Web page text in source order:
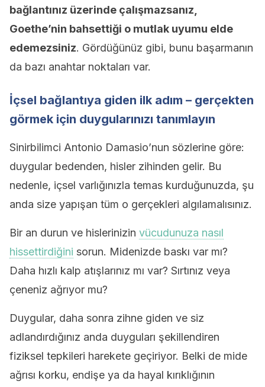
bağlantınız üzerinde çalışmazsanız,
Goethe’nin bahsettiği o mutlak uyumu elde
edemezsiniz. Gördüğünüz gibi, bunu başarmanın
da bazı anahtar noktaları var.
İçsel bağlantıya giden ilk adım – gerçekten
görmek için duygularınızı tanımlayın
Sinirbilimci Antonio Damasio’nun sözlerine göre:
duygular bedenden, hisler zihinden gelir. Bu
nedenle, içsel varlığınızla temas kurduğunuzda, şu
anda size yapışan tüm o gerçekleri algılamalısınız.
Bir an durun ve hislerinizin vücudunuza nasıl
hissettirdiğini sorun. Midenizde baskı var mı?
Daha hızlı kalp atışlarınız mı var? Sırtınız veya
çeneniz ağrıyor mu?
Duygular, daha sonra zihne giden ve siz
adlandırdığınız anda duyguları şekillendiren
fiziksel tepkileri harekete geçiriyor. Belki de mide
ağrısı korku, endişe ya da hayal kırıklığının